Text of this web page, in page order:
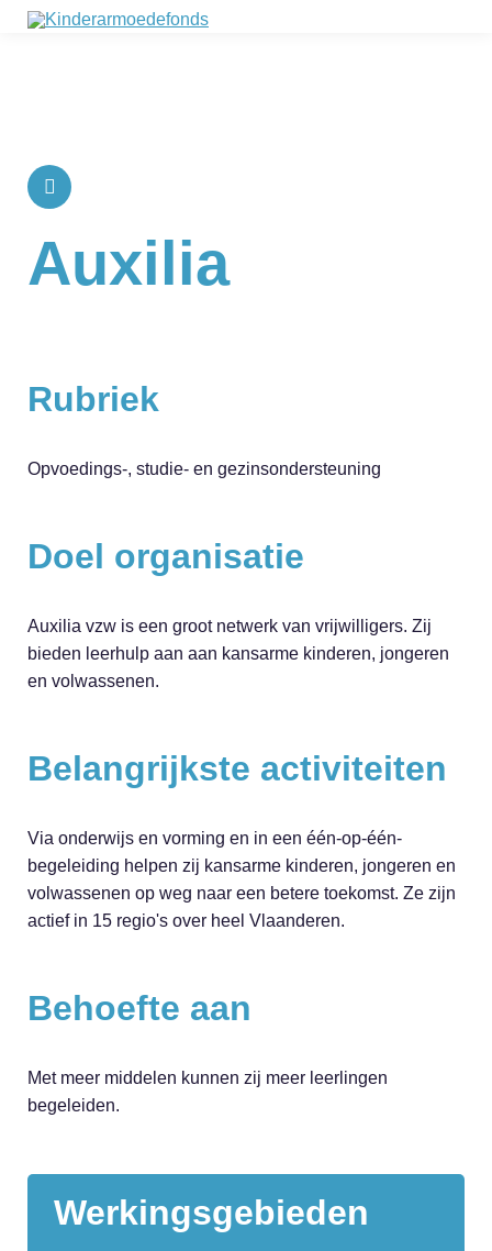
Auxilia
Rubriek
Opvoedings-, studie- en gezinsondersteuning
Doel organisatie
Auxilia vzw is een groot netwerk van vrijwilligers. Zij
bieden leerhulp aan aan kansarme kinderen, jongeren
en volwassenen.
Belangrijkste activiteiten
Via onderwijs en vorming en in een één-op-één-
begeleiding helpen zij kansarme kinderen, jongeren en
volwassenen op weg naar een betere toekomst. Ze zijn
actief in 15 regio's over heel Vlaanderen.
Behoefte aan
Met meer middelen kunnen zij meer leerlingen
begeleiden.
Werkingsgebieden